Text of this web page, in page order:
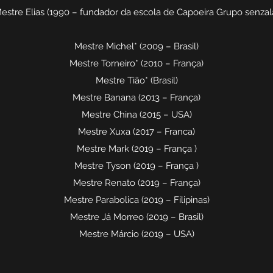
Elias (1990 – fundador da escola de Capoeira Grupo
Mestre Michel* (2009 – Brasil)
Mestre Torneiro* (2010 – França)
Mestre Tião* (Brasil)
Mestre Banana (2013 – França)
Mestre China (2015 – USA)
Mestre Xuxa (2017 – Franca)
Mestre Mark (2019 – França )
Mestre Tyson (2019 – França )
Mestre Renato (2019 – França)
Mestre Parabolica (2019 – Filipinas)
Mestre Já Morreo (2019 – Brasil)
Mestre Márcio (2019 – USA)